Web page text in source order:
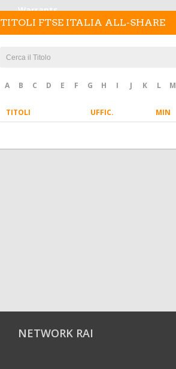
Warrants
TITOLI FTSE ITALIA ALL-SHARE
A B C D E F G H I J K L M
TITOLI UFFIC. MIN
NETWORK RAI